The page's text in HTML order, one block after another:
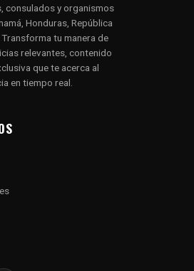
consulados y organismos
Honduras, República
tu manera de
relevantes, contenido
que te acerca al
en tiempo real.